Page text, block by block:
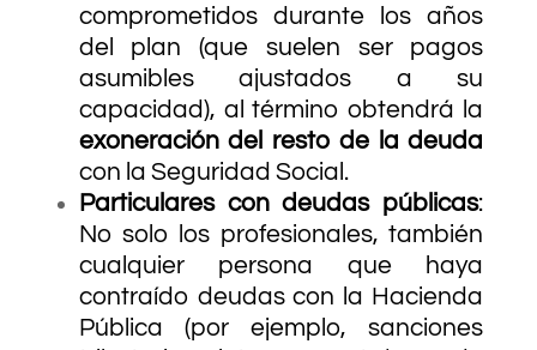
comprometidos durante los años
del plan (que suelen ser pagos
asumibles ajustados a su
capacidad), al término obtendrá la
exoneración del resto de la deuda
con la Seguridad Social.
Particulares con deudas públicas:
No solo los profesionales, también
cualquier persona que haya
contraído deudas con la Hacienda
Pública (por ejemplo, sanciones